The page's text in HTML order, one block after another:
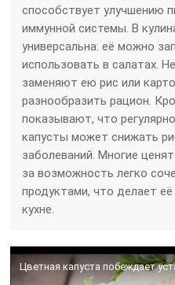
способствует улучшению
иммунной системы. В
универсальна: её можно
использовать в салатах.
заменяют ею рис или
разнообразить рацион.
показывают, что
капусты может снижать
заболеваний. Многие
за возможность легко
продуктами, что делает
кухне.